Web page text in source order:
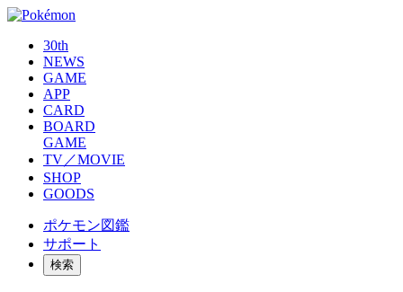
30th
NEWS
GAME
APP
CARD
BOARD
GAME
TV／MOVIE
SHOP
GOODS
ポケモン図鑑
サポート
検索